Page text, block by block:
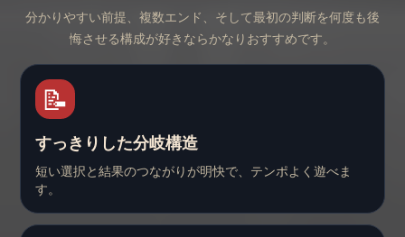
分かりやすい前提、複数エンド、そして最初の判断を何度も後
悔させる構成が好きならかなりおすすめです。
📝
すっきりした分岐構造
短い選択と結果のつながりが明快で、テンポよく遊べま
す。